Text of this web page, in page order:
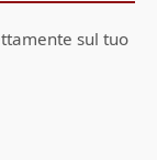
sul tuo